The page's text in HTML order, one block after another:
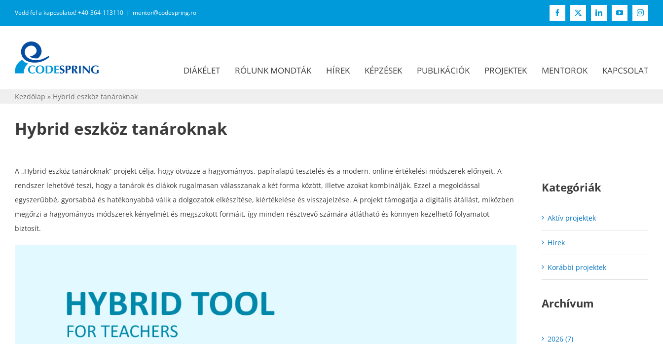
Vedd fel a kapcsolatot! +40-364-113110 | mentor@codespring.ro Facebook
X LinkedInYouTube
DIÁKÉLET RÓLUNK MONDTÁK HÍREK KÉPZÉSEK PUBLIKÁCIÓK PROJEKTEK MENTOROK KAPCSOLAT
Kezdőlap » Hybrid eszköz tanároknak
Hybrid eszköz tanároknak
A „Hybrid eszköz tanároknak” projekt célja, hogy ötvözze a hagyományos, papíralapú tesztelés és a modern, online értékelési módszerek előnyeit. A
rendszer lehetővé teszi, hogy a tanárok és diákok rugalmasan válasszanak a két forma között, illetve azokat kombinálják. Ezzel a megoldással
egyszerűbbé, gyorsabbá és hatékonyabbá válik a dolgozatok elkészítése, kiértékelése és visszajelzése. A projekt támogatja a digitális átállást, miközben
megőrzi a hagyományos módszerek kényelmét és megszokott formáit, így minden résztvevő számára átlátható és könnyen kezelhető folyamatot
biztosít.
Kategóriák
Aktív projektek
Hírek
Korábbi projektek
Archívum
2026 (7)